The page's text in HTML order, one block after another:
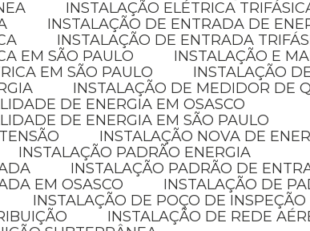
INSTALAÇÃO ELÉTRICA
INSTALAÇÃO DE ENTRADA DE
INSTALAÇÃO DE ENTRADA
EM SÃO PAULO
INSTALAÇÃO E
EM SÃO PAULO
INSTALAÇÃO
INSTALAÇÃO DE MEDIDOR DE
DE ENERGIA EM OSASCO
DE ENERGIA EM SÃO PAULO
INSTALAÇÃO NOVA DE
INSTALAÇÃO PADRÃO ENERGIA
INSTALAÇÃO PADRÃO DE
EM OSASCO
INSTALAÇÃO DE
INSTALAÇÃO DE POÇO DE INSPEÇÃO
INSTALAÇÃO DE REDE